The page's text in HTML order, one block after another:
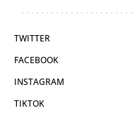
TWITTER
FACEBOOK
INSTAGRAM
TIKTOK